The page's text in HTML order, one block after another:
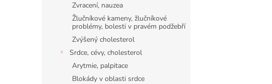
Zvracení, nauzea
Žlučníkové kameny, žlučníkové
problémy, bolesti v pravém podžebří
Zvýšený cholesterol
Srdce, cévy, cholesterol
Arytmie, palpitace
Blokády v oblasti srdce